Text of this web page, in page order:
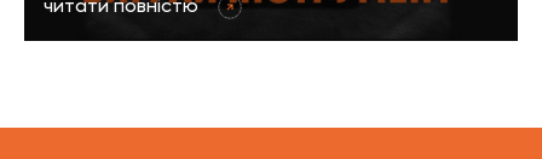
читати повністю